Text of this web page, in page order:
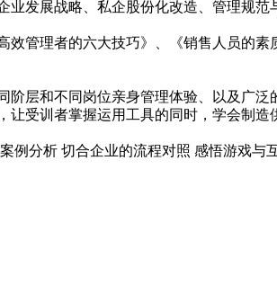
业发展战略、私企股份化改造、管理规
效管理者的六大技巧》、《销售人员的
阶层和不同岗位亲身管理体验、以及广
让受训者掌握运用工具的同时，学会制造
例分析 切合企业的流程对照 感悟游戏与